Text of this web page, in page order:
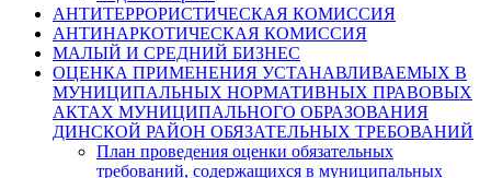
АНТИТЕРРОРИСТИЧЕСКАЯ КОМИССИЯ
АНТИНАРКОТИЧЕСКАЯ КОМИССИЯ
МАЛЫЙ И СРЕДНИЙ БИЗНЕС
ОЦЕНКА ПРИМЕНЕНИЯ УСТАНАВЛИВАЕМЫХ В
МУНИЦИПАЛЬНЫХ НОРМАТИВНЫХ ПРАВОВЫХ
АКТАХ МУНИЦИПАЛЬНОГО ОБРАЗОВАНИЯ
ДИНСКОЙ РАЙОН ОБЯЗАТЕЛЬНЫХ ТРЕБОВАНИЙ
План проведения оценки обязательных
требований, содержащихся в муниципальных